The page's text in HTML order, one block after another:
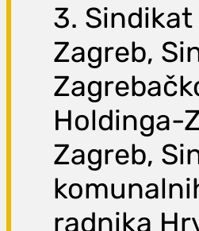
3.
Zagreb,
Holdinga-
Zagreb,
radnika